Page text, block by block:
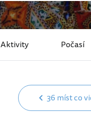
Aktivity Počasí
36 míst co